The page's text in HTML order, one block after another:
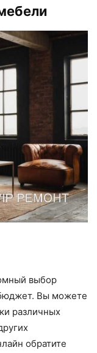
выбор
Вы можете
различных
обратите